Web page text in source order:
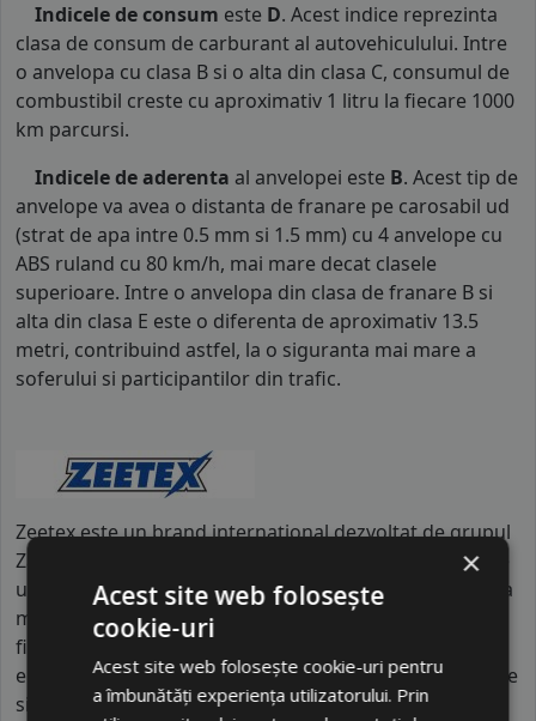
Indicele de consum este D. Acest indice reprezinta
clasa de consum de carburant al autovehiculului. Intre
o anvelopa cu clasa B si o alta din clasa C, consumul de
combustibil creste cu aproximativ 1 litru la fiecare 1000
km parcursi.
Indicele de aderenta al anvelopei este B. Acest tip de
anvelope va avea o distanta de franare pe carosabil ud
(strat de apa intre 0.5 mm si 1.5 mm) cu 4 anvelope cu
ABS ruland cu 80 km/h, mai mare decat clasele
superioare. Intre o anvelopa din clasa de franare B si
alta din clasa E este o diferenta de aproximativ 13.5
metri, contribuind astfel, la o siguranta mai mare a
soferului si participantilor din trafic.
Zeetex este un brand internațional dezvoltat de grupul
Zafco din Dubai, fiind produs în unități de fabricație de
ultimă generație din Asia, sub supravegherea tehnică a
mii de specialiști. Brandul activează în peste 85 de țări,
fiind recunoscut pentru creșterea sa rapidă pe piața
europeană și americană datorită standardelor înalte de
siguranță. Diferențiatorul major al Zeetex față de
×
Acest site web folosește
cookie-uri
Acest site web folosește cookie-uri pentru
a îmbunătăți experiența utilizatorului. Prin